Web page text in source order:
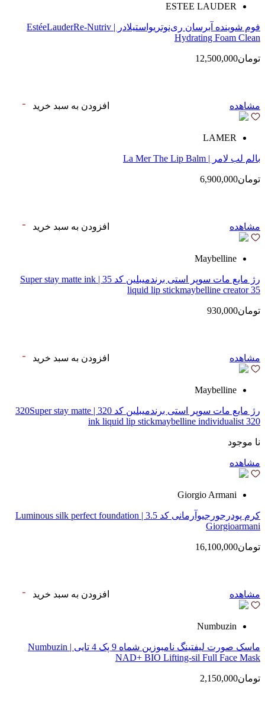
ESTEE LAUDER
فوم شوینده آبرسان ری‌نوتریواستیلادر | EstéeLauderRe-Nutriv
Hydrating Foam Clean
تومان12,500,000
مشاهده افزودن به سبد خرید
LAMER
بالم لب لامر | La Mer The Lip Balm
تومان6,900,000
مشاهده افزودن به سبد خرید
Maybelline
رژ مایع مات سوپر استی‌ برندمیبلین کد 35 | Super stay matte ink
liquid lip stickmaybelline creator 35
تومان930,000
مشاهده افزودن به سبد خرید
Maybelline
رژ مایع مات سوپر استی‌ برندمیبلین کد 320 | 320Super stay matte
ink liquid lip stickmaybelline individualist 320
نا موجود
مشاهده
Giorgio Armani
کرم پودرجورجیوآرمانی کد 3.5 | Luminous silk perfect foundation
Giorgioarmani
تومان16,100,000
مشاهده افزودن به سبد خرید
Numbuzin
ماسک صورت لیفتینگ نامبوزین شماه 9 پک 4 تایی | Numbuzin
NAD+ BIO Lifting-sil Full Face Mask
تومان2,150,000